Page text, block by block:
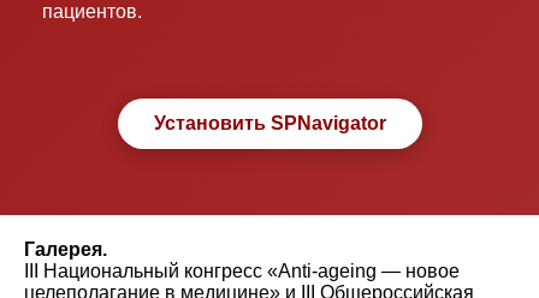
пациентов.
Установить SPNavigator
Галерея.
III Национальный конгресс «Anti-ageing — новое
целеполагание в медицине» и III Общероссийская